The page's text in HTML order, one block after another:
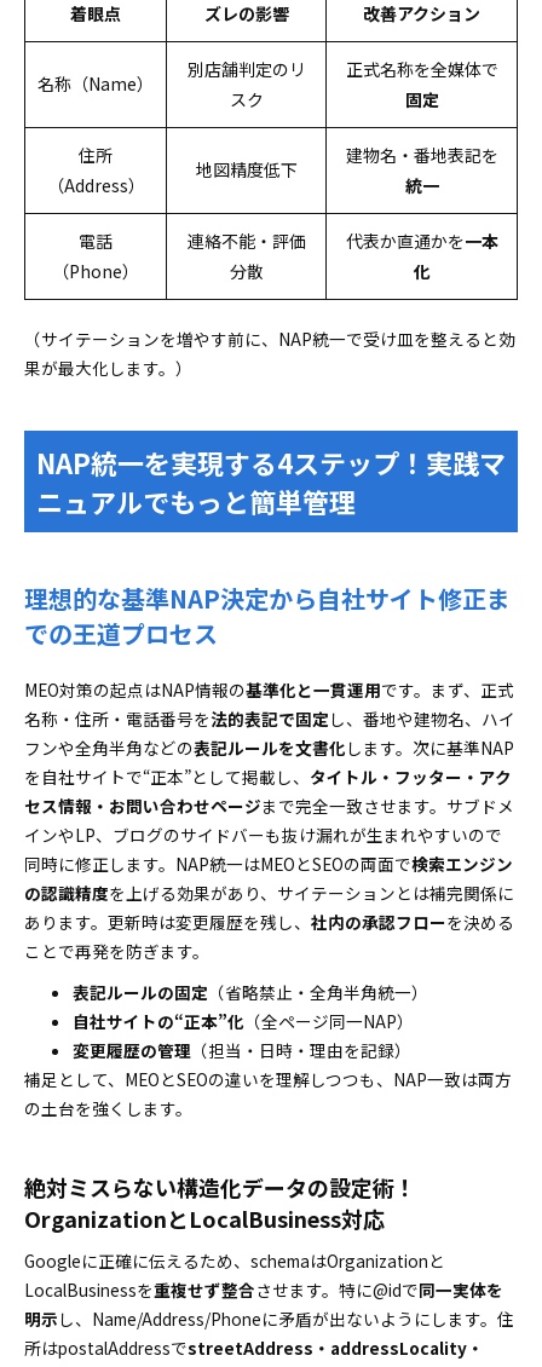
着眼点 ズレの影響 改善アクション
名称（Name）
別店舗判定のリ
スク
正式名称を全媒体で
固定
住所
（Address）
地図精度低下
建物名・番地表記を
統一
電話
（Phone）
連絡不能・評価
分散
代表か直通かを一本
化
（サイテーションを増やす前に、NAP統一で受け皿を整えると効
果が最大化します。）
NAP統一を実現する4ステップ！実践マ
ニュアルでもっと簡単管理
理想的な基準NAP決定から自社サイト修正ま
での王道プロセス
MEO対策の起点はNAP情報の基準化と一貫運用です。まず、正式
名称・住所・電話番号を法的表記で固定し、番地や建物名、ハイ
フンや全角半角などの表記ルールを文書化 します。次に基準NAP
を自社サイトで“正本”として掲載し、 タイトル・フッター・アク
セス情報・お問い合わせページまで完全一致させます。サブドメ
インやLP、ブログのサイドバーも抜け漏れが生まれやすいので
同時に修正します。NAP統一はMEOとSEOの両面で検索エンジン
の認識精度を上げる効果があり、サイテーションとは補完関係に
あります。更新時は変更履歴を残し、 社内の承認フローを決める
ことで再発を防ぎます。
表記ルールの固定 （省略禁止・全角半角統一）
自社サイトの“正本”化 （全ページ同一NAP）
変更履歴の管理 （担当・日時・理由を記録）
補足として、MEOとSEOの違いを理解しつつも、NAP一致は両方
の土台を強くします。
絶対ミスらない構造化データの設定術！
OrganizationとLocalBusiness対応
Googleに正確に伝えるため、schemaはOrganizationと
LocalBusinessを重複せず整合させます。特に@idで同一実体を
明示 し、Name/Address/Phoneに矛盾が出ないようにします。住
所はpostalAddressでstreetAddress・addressLocality・